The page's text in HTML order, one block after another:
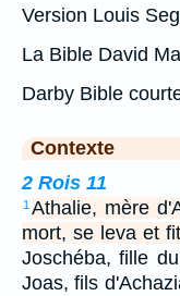
Version Louis
La Bible David
Darby Bible
Contexte
2 Rois 11
1 Athalie, mère
mort, se leva et
Joschéba, fille
Joas, fils